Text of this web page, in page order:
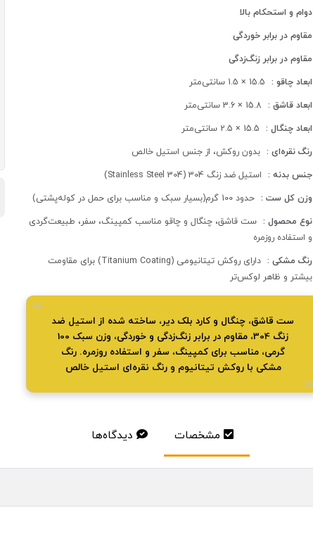
دوام و استحکام بالا
مقاوم در برابر خوردگی
مقاوم در برابر زنگ‌زدگی
ابعاد چاقو : 15.5 × 1.5 سانتی‌متر
ابعاد قاشق : 15.8 × 3.6 سانتی‌متر
ابعاد چنگال : 15.5 × 2.5 سانتی‌متر
رنگ نقره‌ای : بدون روکش، از جنس استیل خالص
جنس بدنه : استیل ضد زنگ 304 (Stainless Steel 304)
وزن کل ست : حدود 100 گرم(بسیار سبک و مناسب برای حمل در کوله‌پشتی)
نوع محصول : ست قاشق، چنگال و چاقو مناسب کمپینگ، سفر، طبیعت‌گردی
و استفاده روزمره
رنگ مشکی :
دارای روکش تیتانیومی (Titanium Coating) برای مقاومت
بیشتر و ظاهر لوکس‌تر
ست قاشق، چنگال و کارد بلک دیر، ساخته شده از استیل ضد
زنگ 304، مقاوم در برابر زنگ‌زدگی و خوردگی، وزن سبک 100
گرمی، مناسب برای کمپینگ، سفر و استفاده روزمره. رنگ
مشکی با روکش تیتانیوم و رنگ نقره‌ای استیل خالص
مشخصات دیدگاه‌ها